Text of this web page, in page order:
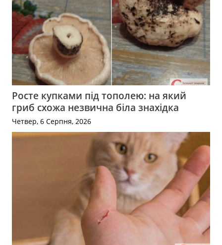
Росте купками під тополею: на який
гриб схожа незвична біла знахідка
Четвер, 6 Серпня, 2026